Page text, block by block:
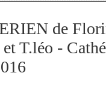
de
T.léo -